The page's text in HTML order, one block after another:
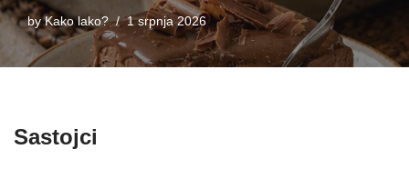
byKako lako? 1 srpnja 2026
Sastojci